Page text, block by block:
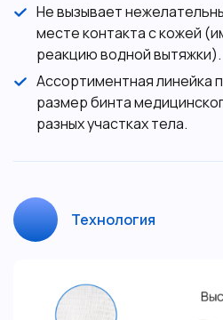
Не вызывает
месте контакта с кожей
реакцию водной вытяжки).
Ассортиментная линейка
размер бинта
разных участках тела.
Технология